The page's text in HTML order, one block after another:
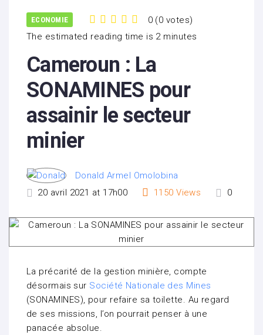
ECONOMIE 0 (0 votes)
The estimated reading time is 2 minutes
Cameroun : La
SONAMINES pour
assainir le secteur
minier
Donald Armel Omolobina
20 avril 2021 at 17h00
1150 Views 0
La précarité de la gestion minière, compte
désormais sur Société Nationale des Mines
(SONAMINES), pour refaire sa toilette. Au regard
de ses missions, l’on pourrait penser à une
panacée absolue.